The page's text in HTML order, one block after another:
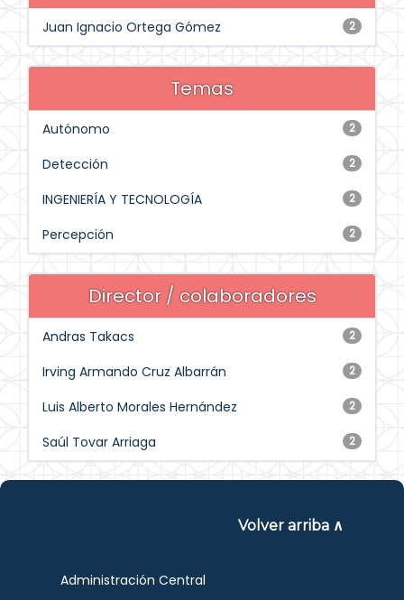
2
Juan Ignacio Ortega Gómez
Temas
2
Autónomo
2
Detección
2
INGENIERÍA Y TECNOLOGÍA
2
Percepción
Director / colaboradores
2
Andras Takacs
2
Irving Armando Cruz Albarrán
2
Luis Alberto Morales Hernández
2
Saúl Tovar Arriaga
Volver arriba ∧
Administración Central